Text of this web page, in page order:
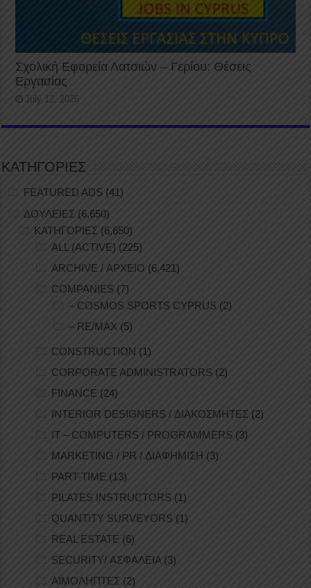
Σχολική Εφορεία Λατσιών – Γερίου: Θέσεις
Εργασίας
July 12, 2026
ΚΑΤΗΓΟΡΙΕΣ
FEATURED ADS (41)
ΔΟΥΛΕΙΕΣ (6,650)
ΚΑΤΗΓΟΡΙΕΣ (6,650)
ALL (ACTIVE) (225)
ARCHIVE / ΑΡΧΕΙΟ (6,421)
COMPANIES (7)
– COSMOS SPORTS CYPRUS (2)
– RE/MAX (5)
CONSTRUCTION (1)
CORPORATE ADMINISTRATORS (2)
FINANCE (24)
INTERIOR DESIGNERS / ΔΙΑΚΟΣΜΗΤΕΣ (2)
IT – COMPUTERS / PROGRAMMERS (3)
MARKETING / PR / ΔΙΑΦΗΜΙΣΗ (3)
PART-TIME (13)
PILATES INSTRUCTORS (1)
QUANTITY SURVEYORS (1)
REAL ESTATE (6)
SECURITY/ ΑΣΦΑΛΕΙΑ (3)
ΑΙΜΟΛΗΠΤΕΣ (2)